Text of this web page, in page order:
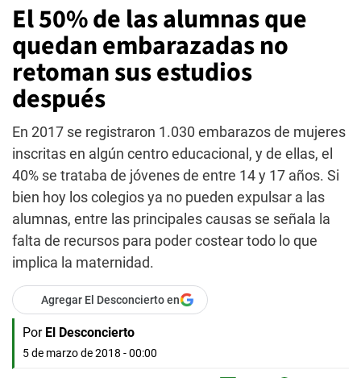
El 50% de las alumnas que
quedan embarazadas no
retoman sus estudios
después
En 2017 se registraron 1.030 embarazos de mujeres
inscritas en algún centro educacional, y de ellas, el
40% se trataba de jóvenes de entre 14 y 17 años. Si
bien hoy los colegios ya no pueden expulsar a las
alumnas, entre las principales causas se señala la
falta de recursos para poder costear todo lo que
implica la maternidad.
Agregar El Desconcierto en
Por El Desconcierto
5 de marzo de 2018 - 00:00